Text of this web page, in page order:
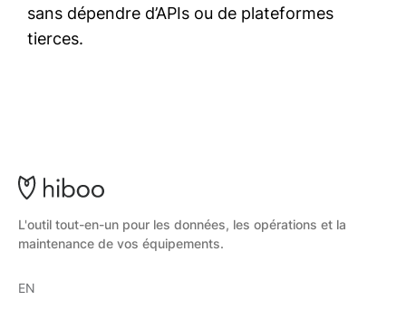
sans dépendre d’APIs ou de plateformes
tierces.
L'outil tout-en-un pour les données, les opérations et la
maintenance de vos équipements.
EN